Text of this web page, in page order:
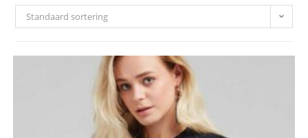
Standaard sortering